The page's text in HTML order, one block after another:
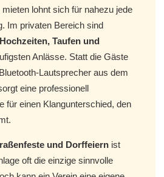
lohnt sich für nahezu jede
Im privaten Bereich sind
Taufen und
Anlässe. Statt die Gäste
Lautsprecher aus dem
eine professionell
für einen Klangunter­schied, den
und Dorffeiern ist
oft die einzige sinnvolle